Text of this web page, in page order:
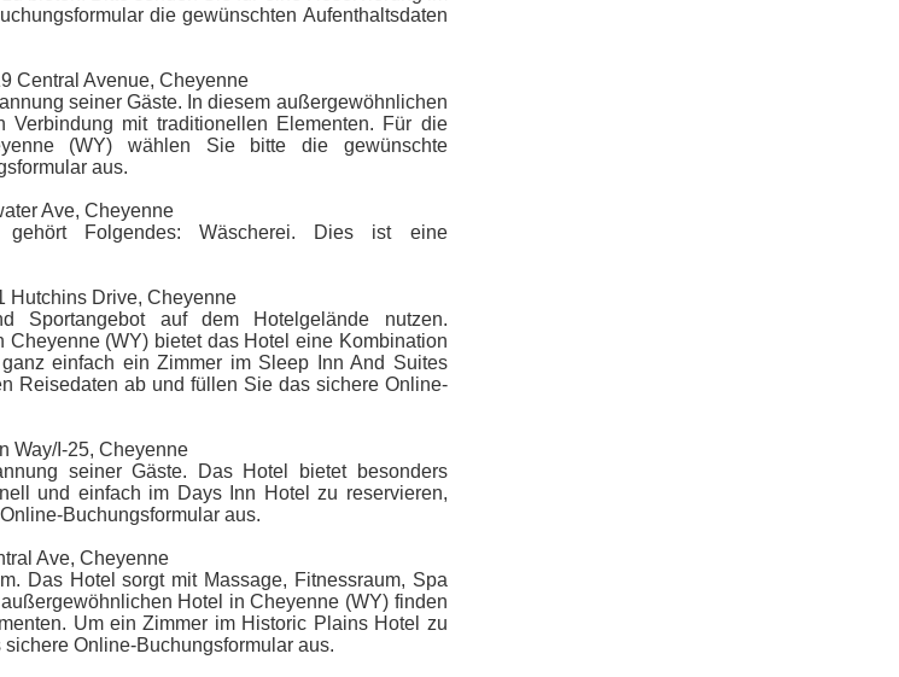
die gewünschten Aufenthaltsdaten
Central Avenue, Cheyenne
seiner Gäste. In diesem außergewöhnlichen
mit traditionellen Elementen. Für die
(WY) wählen Sie bitte die gewünschte
aus.
Ave, Cheyenne
Folgendes: Wäscherei. Dies ist eine
Hutchins Drive, Cheyenne
Sportangebot auf dem Hotelgelände nutzen.
(WY) bietet das Hotel eine Kombination
einfach ein Zimmer im Sleep Inn And Suites
Reisedaten ab und füllen Sie das sichere Online-
Way/I-25, Cheyenne
seiner Gäste. Das Hotel bietet besonders
und einfach im Days Inn Hotel zu reservieren,
Buchungsformular aus.
Ave, Cheyenne
Das Hotel sorgt mit Massage, Fitnessraum, Spa
Hotel in Cheyenne (WY) finden
Um ein Zimmer im Historic Plains Hotel zu
Online-Buchungsformular aus.